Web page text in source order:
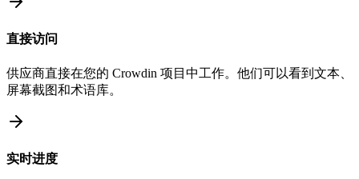
直接访问
供应商直接在您的 Crowdin 项目中工作。他们可以看到文本、
屏幕截图和术语库。
实时进度